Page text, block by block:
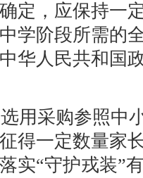
定，应保持一
学阶段所需的
华人民共和国
用采购参照中
得一定数量家
实“守护戎装”